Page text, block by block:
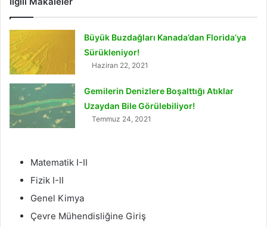
Büyük Buzdağları Kanada’dan Florida’ya
Sürükleniyor!
Haziran 22, 2021
Gemilerin Denizlere Boşalttığı Atıklar
Uzaydan Bile Görülebiliyor!
Temmuz 24, 2021
Matematik I-II
Fizik I-II
Genel Kimya
Çevre Mühendisliğine Giriş